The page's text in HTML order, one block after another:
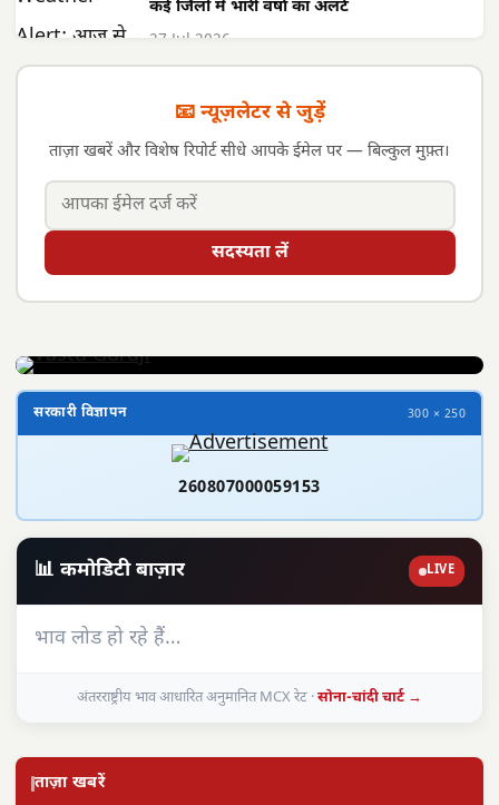
कई जिलों में भारी वर्षा का अलर्ट
27 Jul 2026
📧 न्यूज़लेटर से जुड़ें
ताज़ा खबरें और विशेष रिपोर्ट सीधे आपके ईमेल पर — बिल्कुल मुफ़्त।
सदस्यता लें
सरकारी विज्ञापन 300 × 250
260807000059153
📊 कमोडिटी बाज़ार LIVE
भाव लोड हो रहे हैं…
अंतरराष्ट्रीय भाव आधारित अनुमानित MCX रेट ·सोना-चांदी चार्ट →
ताज़ा खबरें